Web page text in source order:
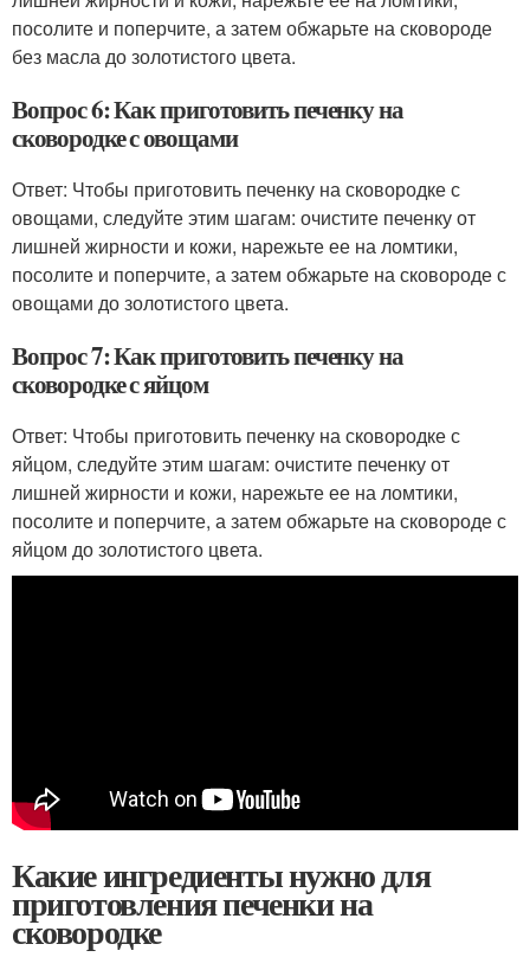
посолите и поперчите, а затем обжарьте на сковороде
без масла до золотистого цвета.
Вопрос 6: Как приготовить печенку на
сковородке с овощами
Ответ: Чтобы приготовить печенку на сковородке с
овощами, следуйте этим шагам: очистите печенку от
лишней жирности и кожи, нарежьте ее на ломтики,
посолите и поперчите, а затем обжарьте на сковороде с
овощами до золотистого цвета.
Вопрос 7: Как приготовить печенку на
сковородке с яйцом
Ответ: Чтобы приготовить печенку на сковородке с
яйцом, следуйте этим шагам: очистите печенку от
лишней жирности и кожи, нарежьте ее на ломтики,
посолите и поперчите, а затем обжарьте на сковороде с
яйцом до золотистого цвета.
Какие ингредиенты нужно для
приготовления печенки на
сковородке